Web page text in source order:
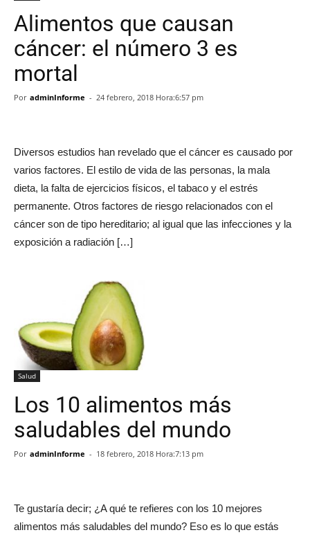
Alimentos que causan
cáncer: el número 3 es
mortal
Por adminInforme - 24 febrero, 2018 Hora:6:57 pm
Diversos estudios han revelado que el cáncer es causado por
varios factores. El estilo de vida de las personas, la mala
dieta, la falta de ejercicios físicos, el tabaco y el estrés
permanente. Otros factores de riesgo relacionados con el
cáncer son de tipo hereditario; al igual que las infecciones y la
exposición a radiación […]
Salud
Los 10 alimentos más
saludables del mundo
Por adminInforme - 18 febrero, 2018 Hora:7:13 pm
Te gustaría decir; ¿A qué te refieres con los 10 mejores
alimentos más saludables del mundo? Eso es lo que estás